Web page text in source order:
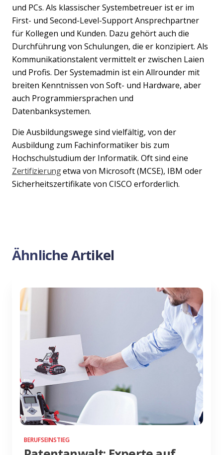
Previous
und PCs. Als klassischer Systembetreuer ist er im
First- und Second-Level-Support Ansprechpartner
für Kollegen und Kunden. Dazu gehört auch die
Durchführung von Schulungen, die er konzipiert. Als
Kommunikationstalent vermittelt er zwischen Laien
und Profis. Der Systemadmin ist ein Allrounder mit
breiten Kenntnissen von Soft- und Hardware, aber
auch Programmiersprachen und
Datenbanksystemen.
Die Ausbildungswege sind vielfältig, von der
Ausbildung zum Fachinformatiker bis zum
Hochschulstudium der Informatik. Oft sind eine
Zertifizierungetwa von Microsoft (MCSE), IBM oder
Sicherheitszertifikate von CISCO erforderlich.
Ähnliche Artikel
BERUFSEINSTIEG